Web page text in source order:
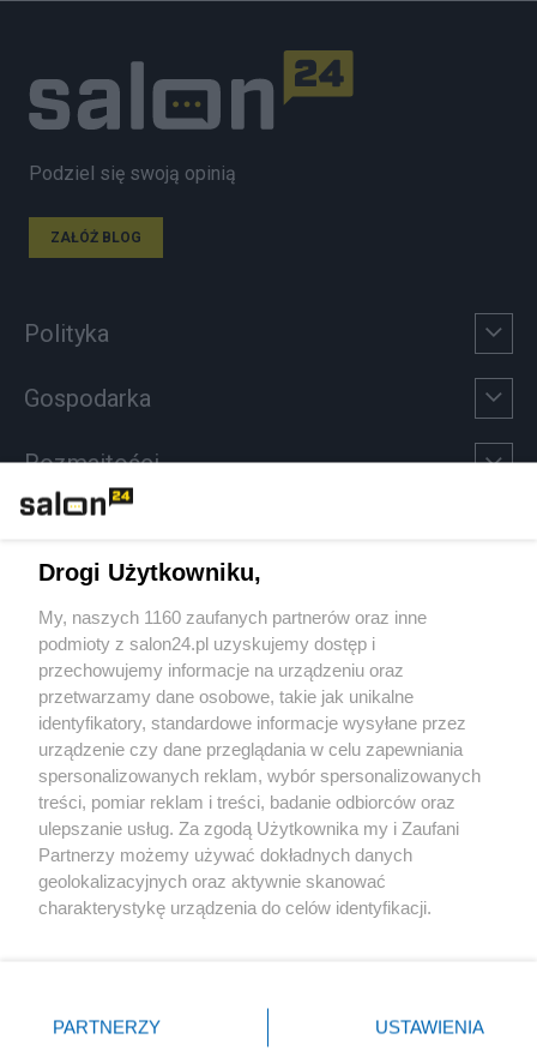
Podziel się swoją opinią
ZAŁÓŻ BLOG
Polityka
Gospodarka
Rozmaitości
Sport
Społeczeństwo
Kultura
X Facebook Instagram Youtube
Drogi Użytkowniku,
My, naszych 1160 zaufanych partnerów oraz inne
podmioty z salon24.pl uzyskujemy dostęp i
przechowujemy informacje na urządzeniu oraz
przetwarzamy dane osobowe, takie jak unikalne
identyfikatory, standardowe informacje wysyłane przez
urządzenie czy dane przeglądania w celu zapewniania
spersonalizowanych reklam, wybór spersonalizowanych
treści, pomiar reklam i treści, badanie odbiorców oraz
ulepszanie usług. Za zgodą Użytkownika my i Zaufani
Partnerzy możemy używać dokładnych danych
geolokalizacyjnych oraz aktywnie skanować
charakterystykę urządzenia do celów identyfikacji.
zmienić/wycofać klikając przycisk ustawień prywatności
znajdujący się w lewym dolnym rogu strony
PARTNERZY USTAWIENIA